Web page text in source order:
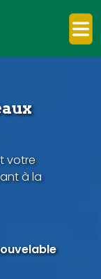
votre
à la